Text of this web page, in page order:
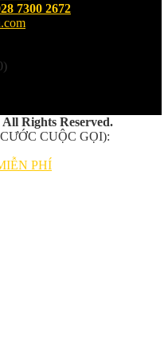
7300 2672
Rights Reserved.
CUỘC GỌI):
PHÍ